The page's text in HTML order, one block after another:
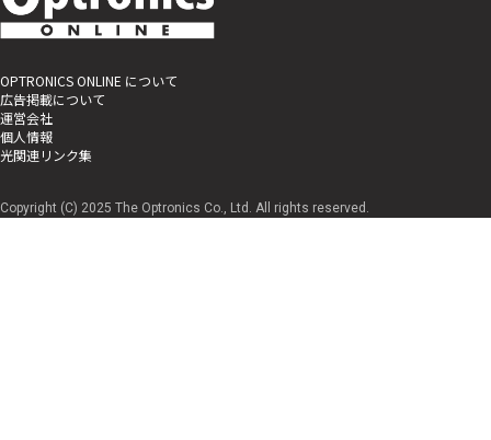
OPTRONICS ONLINE について
広告掲載について
運営会社
個人情報
光関連リンク集
Copyright (C) 2025 The Optronics Co., Ltd. All rights reserved.